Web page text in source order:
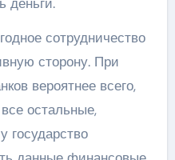
сотрудничество
сторону. При
вероятнее всего,
остальные,
государство